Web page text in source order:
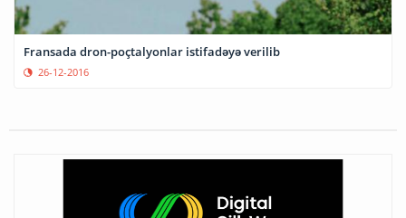
Fransada dron-poçtalyonlar istifadəyə verilib
26-12-2016